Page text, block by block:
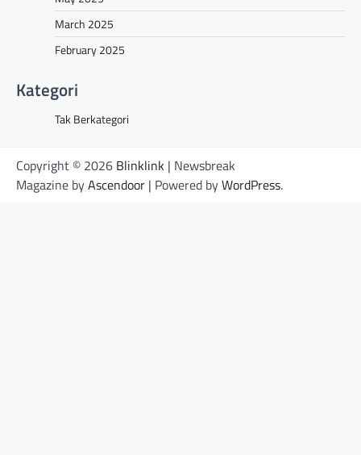
March 2025
February 2025
Kategori
Tak Berkategori
Copyright © 2026 Blinklink | Newsbreak
Magazine byAscendoor | Powered byWordPress.